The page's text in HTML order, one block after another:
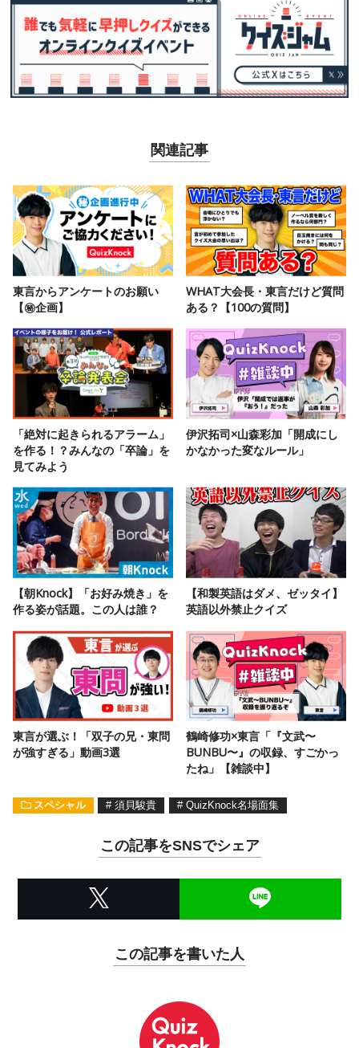
関連記事
東言からアンケートのお願い
【㊙️企画】
WHAT大会長・東言だけど質問
ある？【100の質問】
「絶対に起きられるアラーム」
を作る！？みんなの「卒論」を
見てみよう
伊沢拓司×山森彩加「開成にし
かなかった変なルール」
【朝Knock】「お好み焼き」を
作る姿が話題。この人は誰？
【和製英語はダメ、ゼッタイ】
英語以外禁止クイズ
東言が選ぶ！「双子の兄・東問
が強すぎる」動画3選
鶴崎修功×東言「『文武〜
BUNBU〜』の収録、すごかっ
たね」【雑談中】
スペシャル # 須貝駿貴 # QuizKnock名場面集
この記事をSNSでシェア
この記事を書いた人